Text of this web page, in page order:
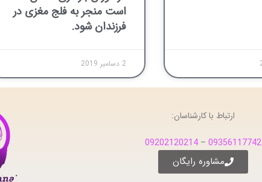
است منجر به فلج مغزی در
فرزندان شود.
2 دسامبر 2019
ارتباط با کارشناسان:
09356117742
–
09202120214
مشاوره رایگان